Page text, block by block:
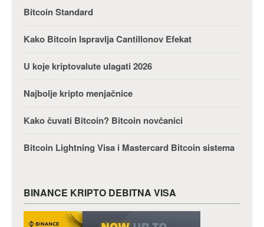
Bitcoin Standard
Kako Bitcoin Ispravlja Cantillonov Efekat
U koje kriptovalute ulagati 2026
Najbolje kripto menjačnice
Kako čuvati Bitcoin? Bitcoin novčanici
Bitcoin Lightning Visa i Mastercard Bitcoin sistema
BINANCE KRIPTO DEBITNA VISA